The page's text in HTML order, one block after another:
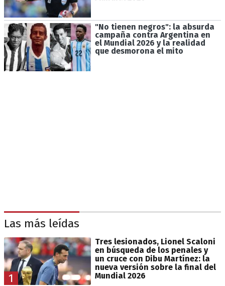
"No tienen negros": la absurda
campaña contra Argentina en
el Mundial 2026 y la realidad
que desmorona el mito
Las más leídas
1
Tres lesionados, Lionel Scaloni
en búsqueda de los penales y
un cruce con Dibu Martínez: la
nueva versión sobre la final del
Mundial 2026